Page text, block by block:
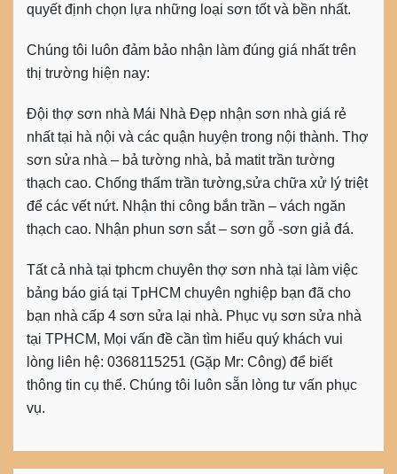
quyết định chọn lựa những loại sơn tốt và bền nhất.
Chúng tôi luôn đảm bảo nhận làm đúng giá nhất trên
thị trường hiện nay:
Đội thợ sơn nhà Mái Nhà Đẹp nhận sơn nhà giá rẻ
nhất tại hà nội và các quận huyện trong nội thành. Thợ
sơn sửa nhà – bả tường nhà, bả matit trần tường
thạch cao. Chống thấm trần tường,sửa chữa xử lý triệt
để các vết nứt. Nhận thi công bắn trần – vách ngăn
thạch cao. Nhận phun sơn sắt – sơn gỗ -sơn giả đá.
Tất cả nhà tại tphcm chuyên thợ sơn nhà tại làm việc
bảng báo giá tại TpHCM chuyên nghiệp bạn đã cho
bạn nhà cấp 4 sơn sửa lại nhà. Phục vụ sơn sửa nhà
tại TPHCM, Mọi vấn đề cần tìm hiểu quý khách vui
lòng liên hệ: 0368115251 (Gặp Mr: Công) để biết
thông tin cụ thể. Chúng tôi luôn sẵn lòng tư vấn phục
vụ.